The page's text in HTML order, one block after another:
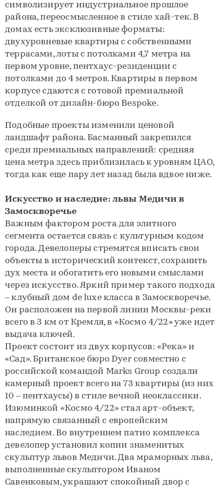
символизирует индустриальное прошлое
района, переосмысленное в стиле хай-тек. В
домах есть эксклюзивные форматы:
двухуровневые квартиры с собственными
террасами, лоты с потолками 4,7 метра на
первом уровне, пентхаус-резиденции с
потолками до 4 метров. Квартиры в первом
корпусе сдаются с готовой премиальной
отделкой от дизайн-бюро Bespoke.
Подобные проекты изменили ценовой
ландшафт района. Басманный закрепился
среди премиальных направлений: средняя
цена метра здесь приблизилась к уровням ЦАО,
тогда как еще пару лет назад была вдвое ниже.
Искусство и наследие: львы Медичи в
Замоскворечье
Важным фактором роста для элитного
сегмента остается связь с культурным кодом
города. Девелоперы стремятся вписать свои
объекты в исторический контекст, сохранить
дух места и обогатить его новыми смыслами
через искусство. Яркий пример такого подхода
– клубный дом de luxe класса в Замоскворечье.
Он расположен на первой линии Москвы-реки
всего в 3 км от Кремля, в «Космо 4/22» уже идет
выдача ключей.
Проект состоит из двух корпусов: «Река» и
«Сад». Британское бюро Dyer совместно с
российской командой Marks Group создали
камерный проект всего на 73 квартиры (из них
10 – пентхаусы) в стиле вечной неоклассики.
Изюминкой «Космо 4/22» стал арт-объект,
напрямую связанный с европейским
наследием. Во внутреннем патио комплекса
девелопер установил копии знаменитых
скульптур львов Медичи. Два мраморных льва,
выполненные скульптором Иваном
Савенковым, украшают спокойный двор с